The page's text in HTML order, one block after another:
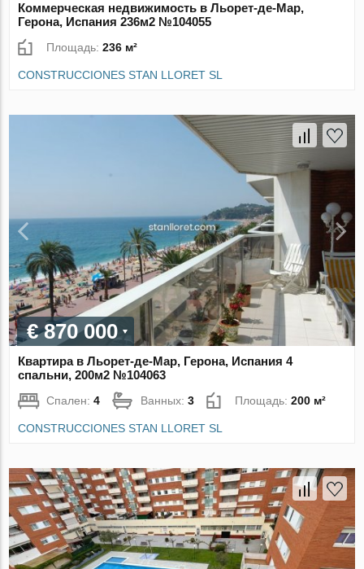
Коммерческая недвижимость в Льорет-де-Мар,
Герона, Испания 236м2 №104055
Площадь:236 м²
CONSTRUCCIONES STAN LLORET SL
€ 870 000
Квартира в Льорет-де-Мар, Герона, Испания 4
спальни, 200м2 №104063
Спален:4 Ванных:3 Площадь:200 м²
CONSTRUCCIONES STAN LLORET SL